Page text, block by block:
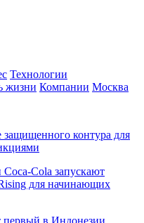
Технологии
жизни Компании Москва
защищенного контура для
Cola запускают
для начинающих
первый в Индонезии